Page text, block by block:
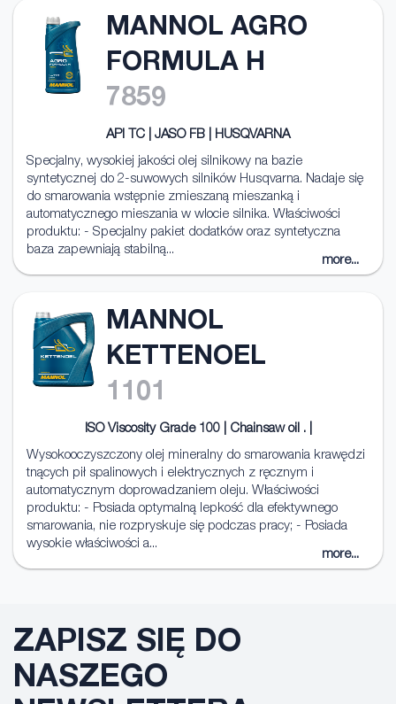
MANNOL AGRO
FORMULA H
7859
API TC | JASO FB | HUSQVARNA
Specjalny, wysokiej jakości olej silnikowy na bazie
syntetycznej do 2-suwowych silników Husqvarna. Nadaje się
do smarowania wstępnie zmieszaną mieszanką i
automatycznego mieszania w wlocie silnika. Właściwości
produktu: - Specjalny pakiet dodatków oraz syntetyczna
baza zapewniają stabilną...
more...
MANNOL
KETTENOEL
1101
ISO Viscosity Grade 100 | Chainsaw oil . |
Wysokooczyszczony olej mineralny do smarowania krawędzi
tnących pił spalinowych i elektrycznych z ręcznym i
automatycznym doprowadzaniem oleju. Właściwości
produktu: - Posiada optymalną lepkość dla efektywnego
smarowania, nie rozpryskuje się podczas pracy; - Posiada
wysokie właściwości a...
more...
ZAPISZ SIĘ DO
NASZEGO